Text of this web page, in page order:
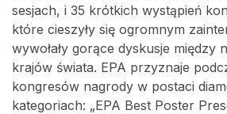
sesjach, i 35 krótkich wystąpień
które cieszyły się ogromnym
wywołały gorące dyskusje między
krajów świata. EPA przyznaje
kongresów nagrody w postaci
kategoriach: „EPA Best Poster